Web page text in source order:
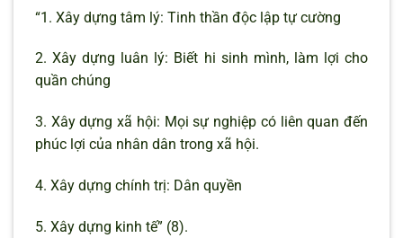
“1. Xây dựng tâm lý: Tinh thần độc lập tự cường
2. Xây dựng luân lý: Biết hi sinh mình, làm lợi cho
quần chúng
3. Xây dựng xã hội: Mọi sự nghiệp có liên quan đến
phúc lợi của nhân dân trong xã hội.
4. Xây dựng chính trị: Dân quyền
5. Xây dựng kinh tế” (8).